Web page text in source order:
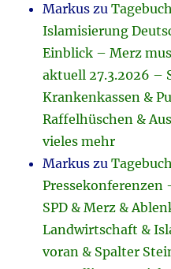
Markus zu
Islamisierung
Einblick – Merz
aktuell 27.3.2026 –
Krankenkassen &
Raffelhüschen &
vieles mehr
Markus zu
Pressekonferenzen
SPD & Merz &
Landwirtschaft &
voran & Spalter